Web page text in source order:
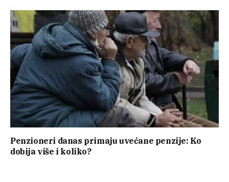
Penzioneri danas primaju uvećane penzije: Ko
dobija više i koliko?